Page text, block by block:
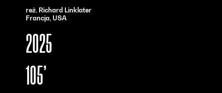
reż. Richard Linklater
Francja, USA
2025
105’